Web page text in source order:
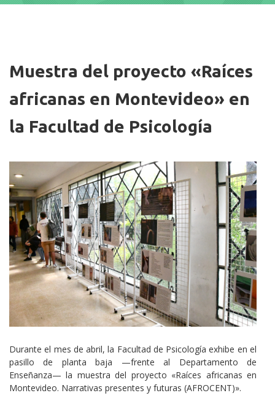
Muestra del proyecto «Raíces
africanas en Montevideo» en
la Facultad de Psicología
Cuerpo
Durante el mes de abril, la Facultad de Psicología exhibe en el
pasillo de planta baja —frente al Departamento de
Enseñanza— la muestra del proyecto «Raíces africanas en
Montevideo. Narrativas presentes y futuras (AFROCENT)».